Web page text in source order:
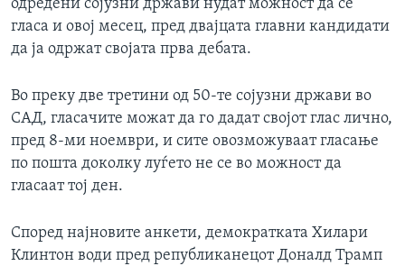
одредени сојузни држави нудат можност да се
гласа и овој месец, пред двајцата главни кандидати
да ја одржат својата прва дебата.
Во преку две третини од 50-те сојузни држави во
САД, гласачите можат да го дадат својот глас лично,
пред 8-ми ноември, и сите овозможуваат гласање
по пошта доколку луѓето не се во можност да
гласаат тој ден.
Според најновите анкети, демократката Хилари
Клинтон води пред републиканецот Доналд Трамп